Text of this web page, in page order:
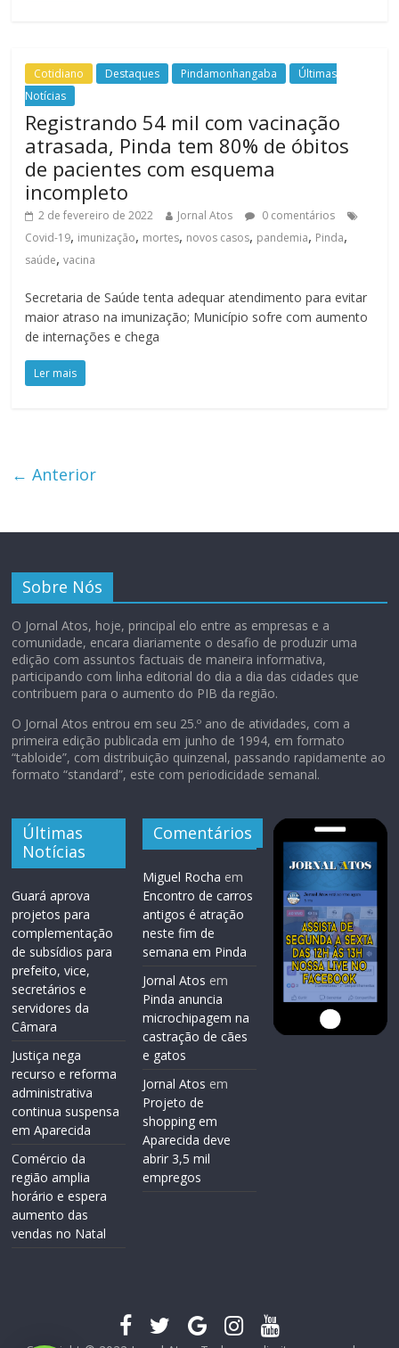
Cotidiano Destaques Pindamonhangaba
Últimas
Notícias
Registrando 54 mil com vacinação
atrasada, Pinda tem 80% de óbitos
de pacientes com esquema
incompleto
2 de fevereiro de 2022 Jornal Atos
0 comentários
Covid-19, imunização, mortes, novos casos, pandemia, Pinda,
saúde,vacina
Secretaria de Saúde tenta adequar atendimento para evitar
maior atraso na imunização; Município sofre com aumento
de internações e chega
Ler mais
← Anterior
Sobre Nós
O Jornal Atos, hoje, principal elo entre as empresas e a
comunidade, encara diariamente o desafio de produzir uma
edição com assuntos factuais de maneira informativa,
participando com linha editorial do dia a dia das cidades que
contribuem para o aumento do PIB da região.
O Jornal Atos entrou em seu 25.º ano de atividades, com a
primeira edição publicada em junho de 1994, em formato
“tabloide”, com distribuição quinzenal, passando rapidamente ao
formato “standard”, este com periodicidade semanal.
Últimas
Notícias
Guará aprova
projetos para
complementação
de subsídios para
prefeito, vice,
secretários e
servidores da
Câmara
Justiça nega
recurso e reforma
administrativa
continua suspensa
em Aparecida
Comércio da
região amplia
horário e espera
aumento das
vendas no Natal
Comentários
Miguel Rocha em
Encontro de carros
antigos é atração
neste fim de
semana em Pinda
Jornal Atos em
Pinda anuncia
microchipagem na
castração de cães
e gatos
Jornal Atos em
Projeto de
shopping em
Aparecida deve
abrir 3,5 mil
empregos